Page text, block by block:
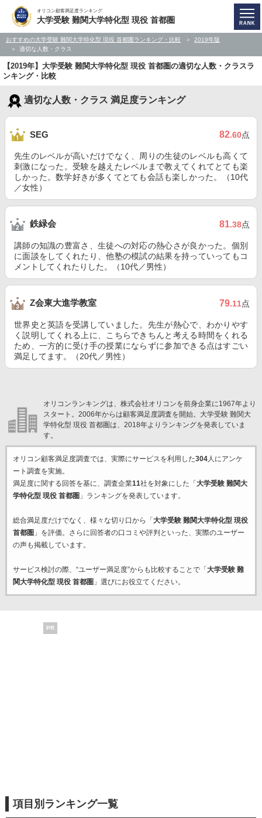
オリコン顧客満足度ランキング
大学受験 難関大学特化型 現役 首都圏
おすすめの大学受験 難関大学特化型 現役 首都圏ランキング・比較
2019年版
適切な人数・クラス
【2019年】大学受験 難関大学特化型 現役 首都圏の適切な人数・クラスラ
ンキング・比較
適切な人数・クラス 満足度ランキング
SEG 82.60点
先生のレベルが高いだけでなく、周りの生徒のレベルも高くて
刺激になった。受験を越えたレベルまで教えてくれてとても楽
しかった。数学好きが多くてとても会話も楽しかった。（10代
／女性）
鉄緑会 81.38点
講師の知識の豊富さ、生徒への対応の熱心さが良かった。個別
に面談をしてくれたり、他塾の模試の結果を持っていってもコ
メントしてくれたりした。（10代／男性）
Z会東大進学教室 79.11点
世界史と英語を受講していました。先生が熱心で、わかりやす
く説明してくれる上に、こちらできちんと考える時間をくれる
ため、一方的に受け手の授業にならずに参加できる点はすごい
満足してます。（20代／男性）
オリコンランキングは、株式会社オリコンを前身企業に1967年より
スタート。2006年からは顧客満足度調査を開始。大学受験 難関大
学特化型 現役 首都圏は、2018年よりランキングを発表していま
す。
オリコン顧客満足度調査では、実際にサービスを利用した304人にアンケ
ート調査を実施。
満足度に関する回答を基に、調査企業11社を対象にした「 大学受験 難関大
学特化型 現役 首都圏 」ランキングを発表しています。
総合満足度だけでなく、様々な切り口から「 大学受験 難関大学特化型 現役
首都圏 」を評価。さらに回答者の口コミや評判といった、実際のユーザー
の声も掲載しています。
サービス検討の際、“ユーザー満足度”からも比較することで「 大学受験 難
関大学特化型 現役 首都圏 」選びにお役立てください。
PR
項目別ランキング一覧